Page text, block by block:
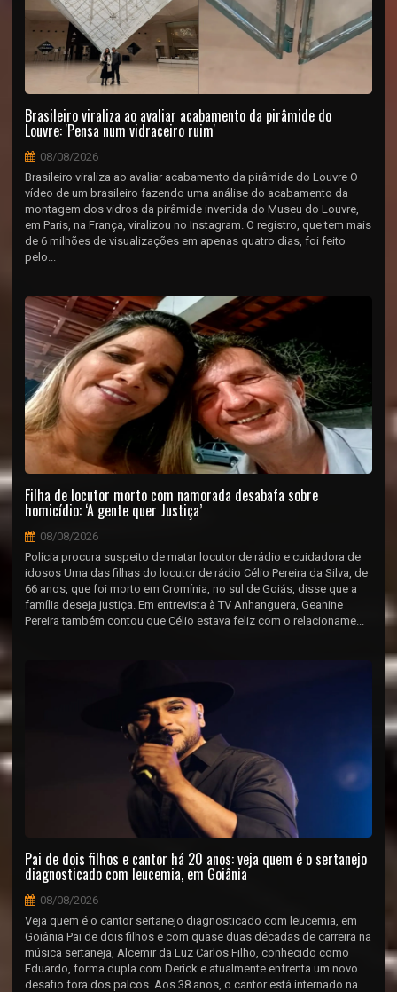
Brasileiro viraliza ao avaliar acabamento da pirâmide do
Louvre: 'Pensa num vidraceiro ruim'
08/08/2026
Brasileiro viraliza ao avaliar acabamento da pirâmide do Louvre O
vídeo de um brasileiro fazendo uma análise do acabamento da
montagem dos vidros da pirâmide invertida do Museu do Louvre,
em Paris, na França, viralizou no Instagram. O registro, que tem mais
de 6 milhões de visualizações em apenas quatro dias, foi feito
pelo...
Filha de locutor morto com namorada desabafa sobre
homicídio: ‘A gente quer Justiça’
08/08/2026
Polícia procura suspeito de matar locutor de rádio e cuidadora de
idosos Uma das filhas do locutor de rádio Célio Pereira da Silva, de
66 anos, que foi morto em Cromínia, no sul de Goiás, disse que a
família deseja justiça. Em entrevista à TV Anhanguera, Geanine
Pereira também contou que Célio estava feliz com o relacioname...
Pai de dois filhos e cantor há 20 anos: veja quem é o sertanejo
diagnosticado com leucemia, em Goiânia
08/08/2026
Veja quem é o cantor sertanejo diagnosticado com leucemia, em
Goiânia Pai de dois filhos e com quase duas décadas de carreira na
música sertaneja, Alcemir da Luz Carlos Filho, conhecido como
Eduardo, forma dupla com Derick e atualmente enfrenta um novo
desafio fora dos palcos. Aos 38 anos, o cantor está internado na